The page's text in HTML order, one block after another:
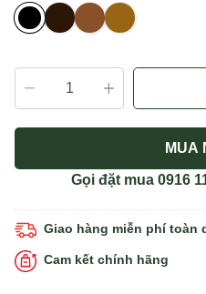
MUA
Gọi đặt mua 0916
Giao hàng miễn phí toàn
Cam kết chính hãng